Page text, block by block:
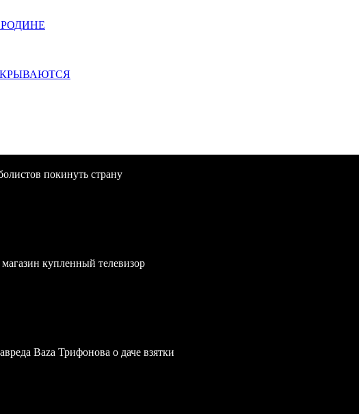
покинуть страну
купленный телевизор
Baza Трифонова о даче взятки